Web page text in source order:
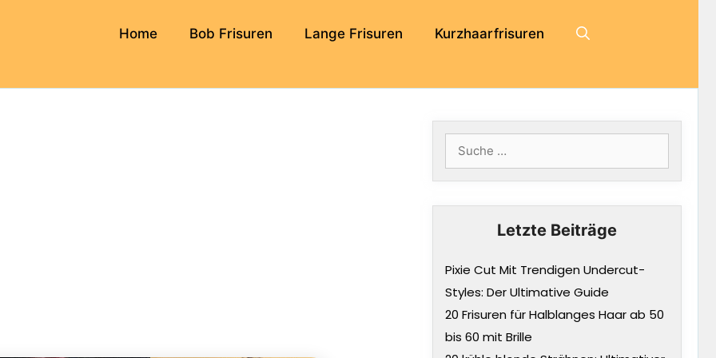
Home Bob Frisuren Lange Frisuren Kurzhaarfrisuren
Suche
nach:
Letzte Beiträge
Pixie Cut Mit Trendigen Undercut-
Styles: Der Ultimative Guide
20 Frisuren für Halblanges Haar ab 50
bis 60 mit Brille